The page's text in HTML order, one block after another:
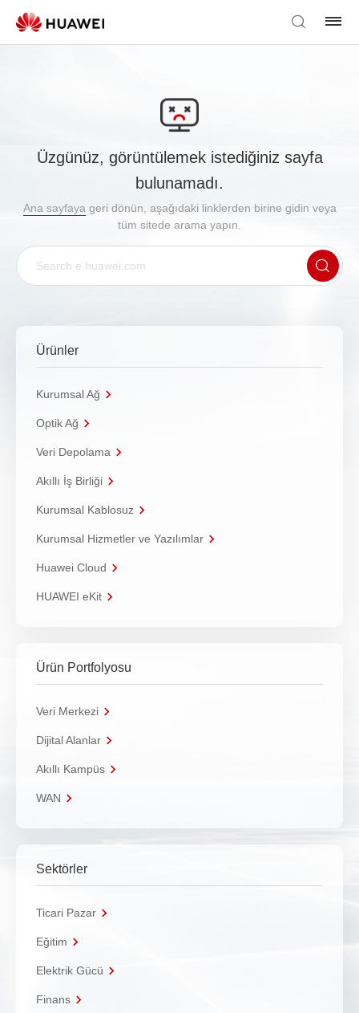
Üzgünüz, görüntülemek istediğiniz sayfa
bulunamadı.
Ana sayfaya geri dönün, aşağıdaki linklerden birine gidin veya
tüm sitede arama yapın.
Ürünler
Kurumsal Ağ
Optik Ağ
Veri Depolama
Akıllı İş Birliği
Kurumsal Kablosuz
Kurumsal Hizmetler ve Yazılımlar
Huawei Cloud
HUAWEI eKit
Ürün Portfolyosu
Veri Merkezi
Dijital Alanlar
Akıllı Kampüs
WAN
Sektörler
Ticari Pazar
Eğitim
Elektrik Gücü
Finans